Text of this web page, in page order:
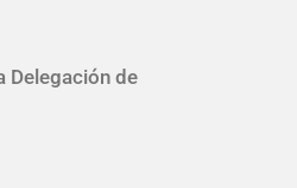
Delegación de